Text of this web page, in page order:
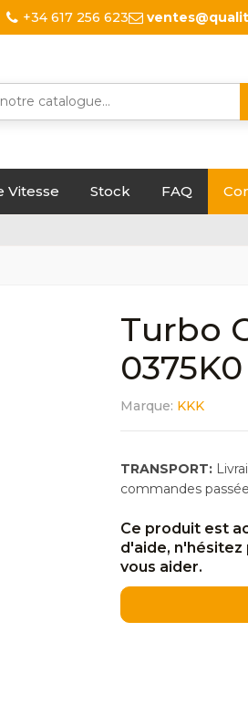
+34 617 256 623
Vitesse Stock FAQ
Turbo
0375K0
Marque: KKK
TRANSPORT:
commandes
Ce produit est
d'aide, n'hésitez
vous aider.